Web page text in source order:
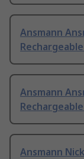
Ansmann
Ansmann
Ansmann